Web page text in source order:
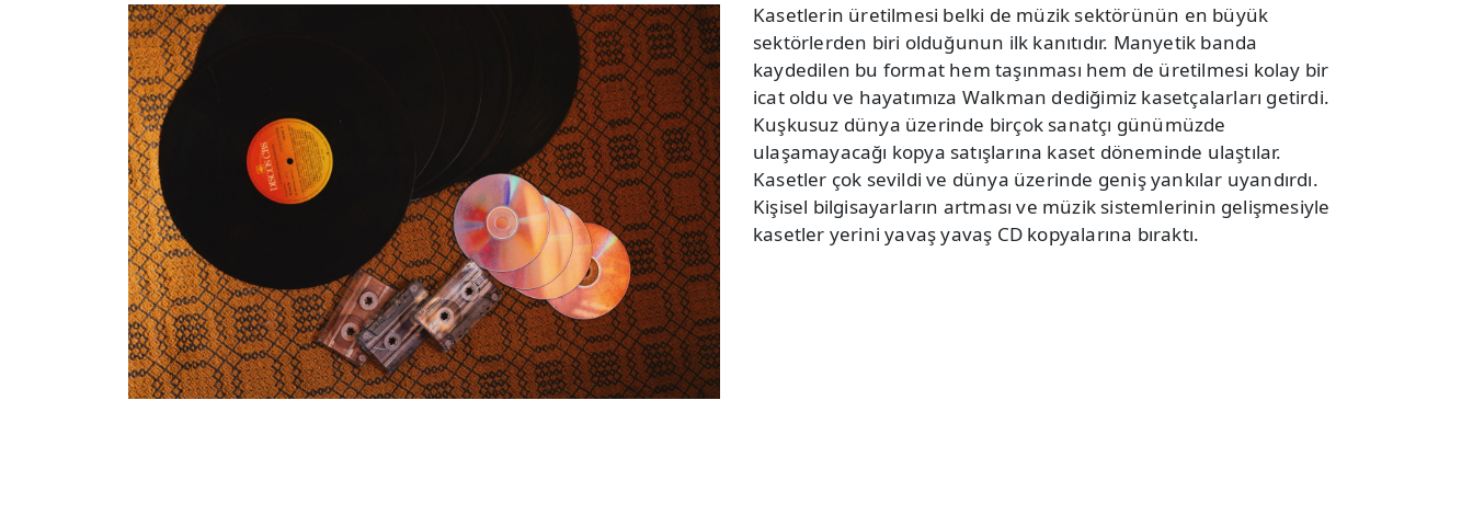
Kasetlerin üretilmesi belki de müzik sektörünün en büyük
sektörlerden biri olduğunun ilk kanıtıdır. Manyetik banda
kaydedilen bu format hem taşınması hem de üretilmesi kolay bir
icat oldu ve hayatımıza Walkman dediğimiz kasetçalarları getirdi.
Kuşkusuz dünya üzerinde birçok sanatçı günümüzde
ulaşamayacağı kopya satışlarına kaset döneminde ulaştılar.
Kasetler çok sevildi ve dünya üzerinde geniş yankılar uyandırdı.
Kişisel bilgisayarların artması ve müzik sistemlerinin gelişmesiyle
kasetler yerini yavaş yavaş CD kopyalarına bıraktı.